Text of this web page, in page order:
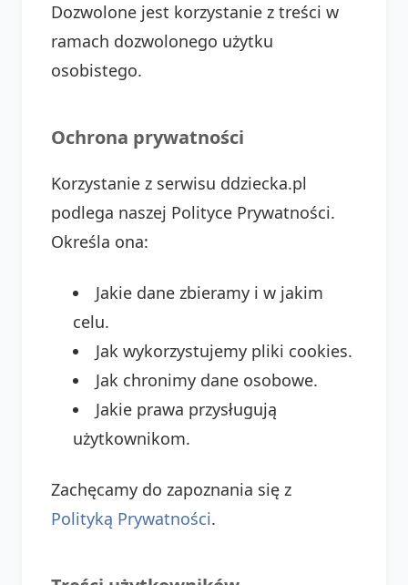
Dozwolone jest korzystanie z treści w
ramach dozwolonego użytku
osobistego.
Ochrona prywatności
Korzystanie z serwisu ddziecka.pl
podlega naszej Polityce Prywatności.
Określa ona:
Jakie dane zbieramy i w jakim
celu.
Jak wykorzystujemy pliki cookies.
Jak chronimy dane osobowe.
Jakie prawa przysługują
użytkownikom.
Zachęcamy do zapoznania się z
Polityką Prywatności.